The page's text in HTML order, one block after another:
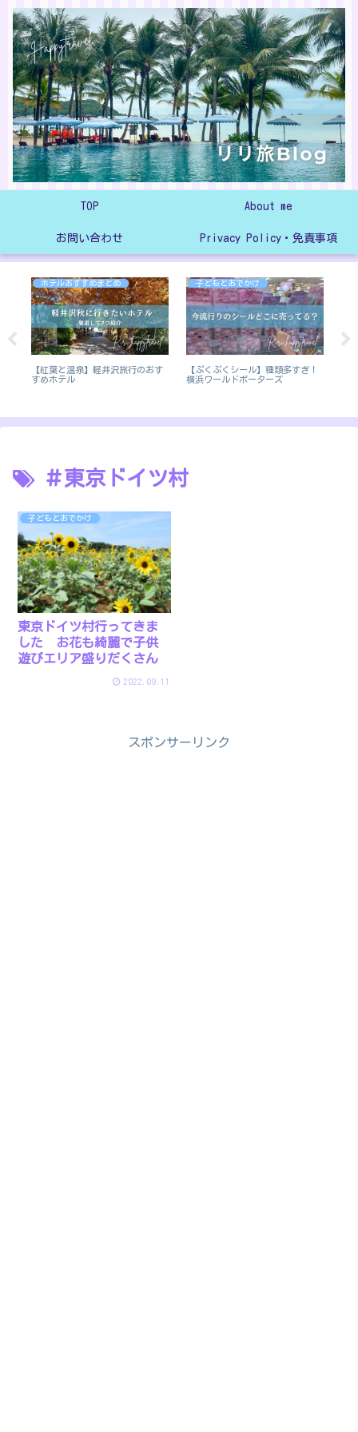
TOP About me
お問い合わせ Privacy Policy・免責事項
ホテルおすすめまとめ
【紅葉と温泉】軽井沢旅行のおす
すめホテル
子どもとおでかけ
【ぷくぷくシール】種類多すぎ！
横浜ワールドポーターズ
＃東京ドイツ村
子どもとおでかけ
東京ドイツ村行ってきま
した お花も綺麗で子供
遊びエリア盛りだくさん
2022.09.11
スポンサーリンク